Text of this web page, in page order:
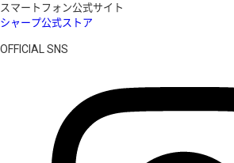
スマートフォン公式サイト
シャープ公式ストア
OFFICIAL SNS